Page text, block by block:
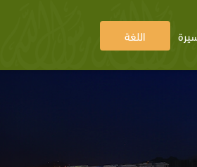
اللغة